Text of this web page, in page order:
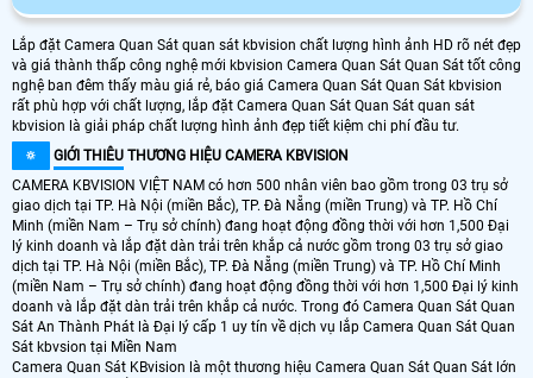
Lắp đặt Camera Quan Sát quan sát kbvision chất lượng hình ảnh HD rõ nét đẹp
và giá thành thấp công nghệ mới kbvision Camera Quan Sát Quan Sát tốt công
nghệ ban đêm thấy màu giá rẻ, báo giá Camera Quan Sát Quan Sát kbvision
rất phù hợp với chất lượng, lắp đặt Camera Quan Sát Quan Sát quan sát
kbvision là giải pháp chất lượng hình ảnh đẹp tiết kiệm chi phí đầu tư.
🔅
GIỚI THIÊU THƯƠNG HIỆU CAMERA KBVISION
CAMERA KBVISION VIỆT NAM có hơn 500 nhân viên bao gồm trong 03 trụ sở
giao dịch tại TP. Hà Nội (miền Bắc), TP. Đà Nẵng (miền Trung) và TP. Hồ Chí
Minh (miền Nam – Trụ sở chính) đang hoạt động đồng thời với hơn 1,500 Đại
lý kinh doanh và lắp đặt dàn trải trên khắp cả nước gồm trong 03 trụ sở giao
dịch tại TP. Hà Nội (miền Bắc), TP. Đà Nẵng (miền Trung) và TP. Hồ Chí Minh
(miền Nam – Trụ sở chính) đang hoạt động đồng thời với hơn 1,500 Đại lý kinh
doanh và lắp đặt dàn trải trên khắp cả nước. Trong đó Camera Quan Sát Quan
Sát An Thành Phát là Đại lý cấp 1 uy tín về dịch vụ lắp Camera Quan Sát Quan
Sát kbvsion tại Miền Nam
Camera Quan Sát KBvision là một thương hiệu Camera Quan Sát Quan Sát lớn